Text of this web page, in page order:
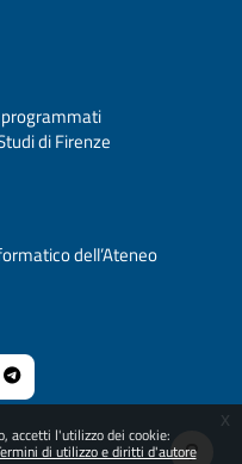
accetti l'utilizzo dei cookie:
di utilizzo e diritti d'autore
x
di Firenze
dell’Ateneo